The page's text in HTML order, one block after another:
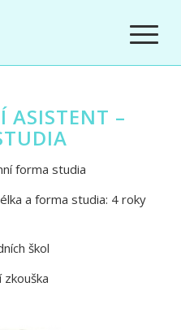
ASISTENT –
forma studia
a forma studia: 4 roky
škol